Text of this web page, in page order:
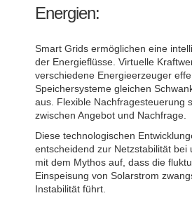
Energien:
Smart Grids ermöglichen eine
der Energieflüsse. Virtuelle
verschiedene Energieerzeuger
Speichersysteme gleichen
aus. Flexible Nachfragesteuerung
zwischen Angebot und Nachfrage.
Diese technologischen
entscheidend zur Netzstabilität bei
mit dem Mythos auf, dass die
Einspeisung von Solarstrom
Instabilität führt.